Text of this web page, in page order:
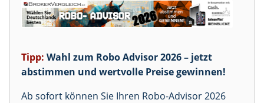
Tipp: Wahl zum Robo Advisor 2026 – jetzt
abstimmen und wertvolle Preise gewinnen!
Ab sofort können Sie Ihren Robo-Advisor 2026